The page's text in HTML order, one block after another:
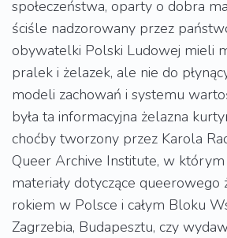
społeczeństwa, oparty o dobra
ściśle nadzorowany przez
obywatelki Polski Ludowej mieli
pralek i żelazek, ale nie do
modeli zachowań i systemu
była ta informacyjna żelazna
choćby tworzony przez Karola
Queer Archive Institute, w
materiały dotyczące queerowego
rokiem w Polsce i całym Bloku
Zagrzebia, Budapesztu, czy